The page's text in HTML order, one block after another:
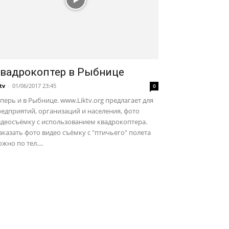
в Рыбнице
- 01/06/2017 23:45 0
и в Рыбнице. www.Liktv.org предлагает для
организаций и населения, фото
с использованием квадрокоптера.
фото видео съёмку с "птичьего" полета
по тел....